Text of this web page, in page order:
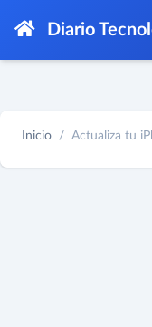
Diario
Inicio Actualiza tu